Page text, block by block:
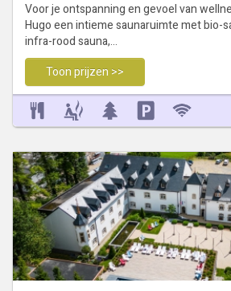
Voor je ontspanning en gevoel van
Hugo een intieme saunaruimte met bio-
infra-rood sauna,…
Toon prijzen >>